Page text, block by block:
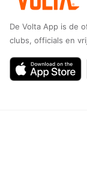
De Volta App is de
clubs, officials en